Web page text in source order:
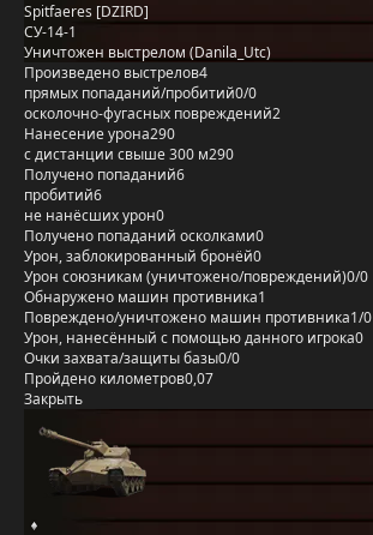
Spitfaeres [DZIRD]
СУ-14-1
Уничтожен выстрелом (Danila_Utc)
Произведено выстрелов4
прямых попаданий/пробитий0/0
осколочно-фугасных повреждений2
Нанесение урона290
с дистанции свыше 300 м290
Получено попаданий6
пробитий6
не нанёсших урон0
Получено попаданий осколками0
Урон, заблокированный бронёй0
Урон союзникам (уничтожено/повреждений)0/0
Обнаружено машин противника1
Повреждено/уничтожено машин противника1/0
Урон, нанесённый с помощью данного игрока0
Очки захвата/защиты базы0/0
Пройдено километров0,07
Закрыть